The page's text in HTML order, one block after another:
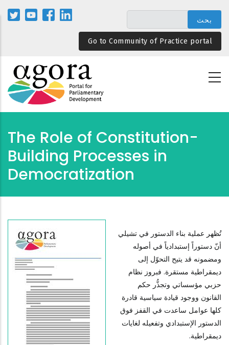
المحتوى
الرئيسيGo to Community of Practice portal
The Role of Constitution-
Building Processes in
Democratization
تُظهر عملية بناء الدستور في تشيلي
أنّ دستوراً إستبدادياً في أصوله
ومضمونه قد يتيح التحوّل إلى
ديمقراطية مستقرة. فبروز نظام
حزبي مؤسساتي وتجذُّر حكم
القانون ووجود قيادة سياسية قادرة
كلها عوامل ساعدت في القفز فوق
الدستور الإستبدادي وتفعيله لغايات
ديمقراطية.